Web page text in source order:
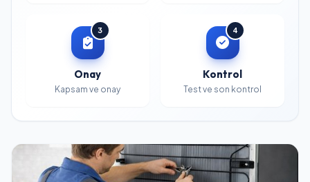
3
Onay
Kapsam ve onay
4
Kontrol
Test ve son kontrol